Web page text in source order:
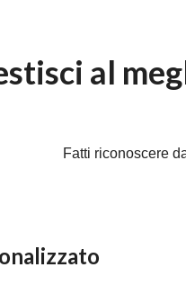
al
Fatti riconoscere